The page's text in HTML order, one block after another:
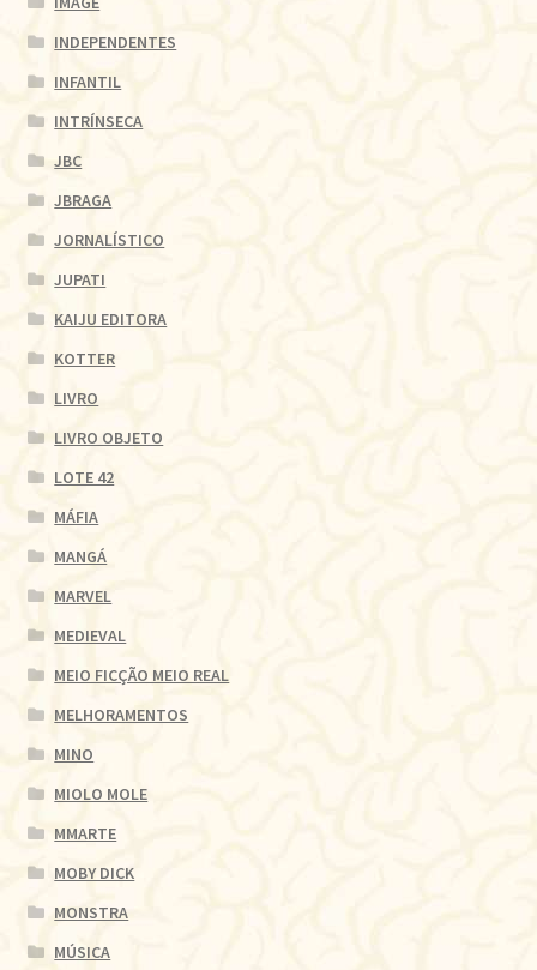
INDEPENDENTES
INFANTIL
INTRÍNSECA
JBC
JBRAGA
JORNALÍSTICO
JUPATI
KAIJU EDITORA
KOTTER
LIVRO
LIVRO OBJETO
LOTE 42
MÁFIA
MANGÁ
MARVEL
MEDIEVAL
MEIO FICÇÃO MEIO REAL
MELHORAMENTOS
MINO
MIOLO MOLE
MMARTE
MOBY DICK
MONSTRA
MÚSICA